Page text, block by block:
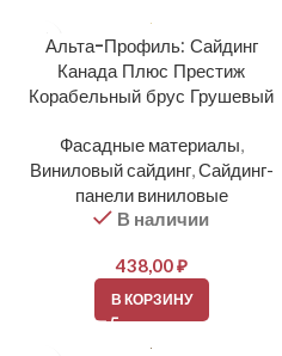
Альта-Профиль: Сайдинг
Канада Плюс Престиж
Корабельный брус Грушевый
Фасадные материалы,
Виниловый сайдинг,Сайдинг-
панели виниловые
В наличии
438,00₽
В КОРЗИНУ